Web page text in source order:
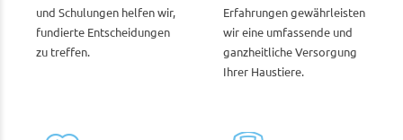
und Schulungen helfen wir,
fundierte Entscheidungen
zu treffen.
Erfahrungen gewährleisten
wir eine umfassende und
ganzheitliche Versorgung
Ihrer Haustiere.